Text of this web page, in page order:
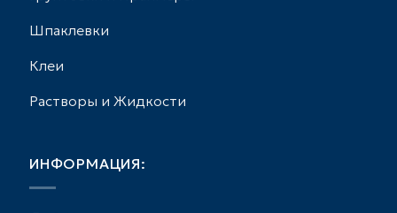
Шпаклевки
Клеи
Растворы и Жидкости
ИНФОРМАЦИЯ: